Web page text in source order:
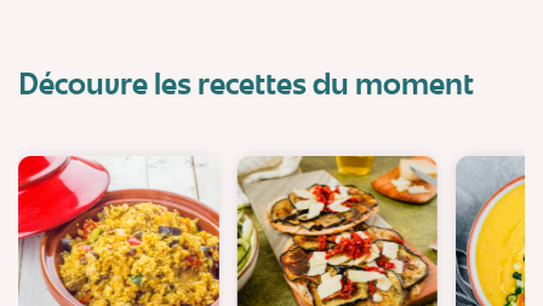
Découvre les recettes du moment